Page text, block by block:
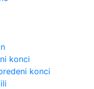
konci
konci